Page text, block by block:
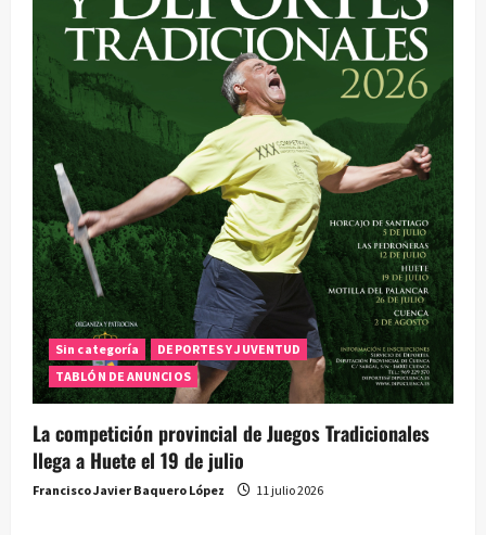
Sin categoría
DEPORTES Y JUVENTUD
TABLÓN DE ANUNCIOS
La competición provincial de Juegos Tradicionales
llega a Huete el 19 de julio
Francisco Javier Baquero López 11 julio 2026